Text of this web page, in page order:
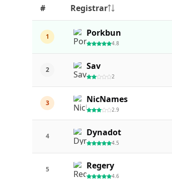
# Registrar
1 Porkbun
4.8
2 Sav
2
3 NicNames
2.9
4 Dynadot
4.5
5 Regery
4.6